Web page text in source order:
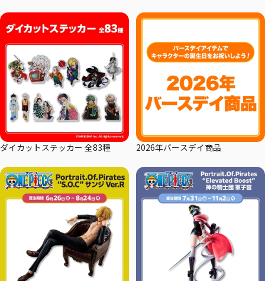
ダイカットステッカー 全83種 2026年バースデイ商品